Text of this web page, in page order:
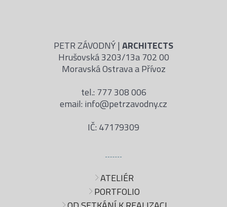
PETR ZÁVODNÝ | ARCHITECTS
Hrušovská 3203/13a 702 00
Moravská Ostrava a Přívoz
tel.: 777 308 006
email: info@petrzavodny.cz
IČ: 47179309
ATELIÉR
PORTFOLIO